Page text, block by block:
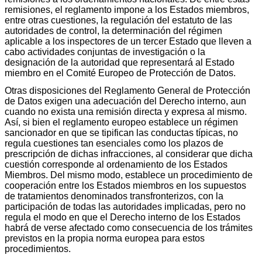
remisiones, el reglamento impone a los Estados miembros,
entre otras cuestiones, la regulación del estatuto de las
autoridades de control, la determinación del régimen
aplicable a los inspectores de un tercer Estado que lleven a
cabo actividades conjuntas de investigación o la
designación de la autoridad que representará al Estado
miembro en el Comité Europeo de Protección de Datos.
Otras disposiciones del Reglamento General de Protección
de Datos exigen una adecuación del Derecho interno, aun
cuando no exista una remisión directa y expresa al mismo.
Así, si bien el reglamento europeo establece un régimen
sancionador en que se tipifican las conductas típicas, no
regula cuestiones tan esenciales como los plazos de
prescripción de dichas infracciones, al considerar que dicha
cuestión corresponde al ordenamiento de los Estados
Miembros. Del mismo modo, establece un procedimiento de
cooperación entre los Estados miembros en los supuestos
de tratamientos denominados transfronterizos, con la
participación de todas las autoridades implicadas, pero no
regula el modo en que el Derecho interno de los Estados
habrá de verse afectado como consecuencia de los trámites
previstos en la propia norma europea para estos
procedimientos.